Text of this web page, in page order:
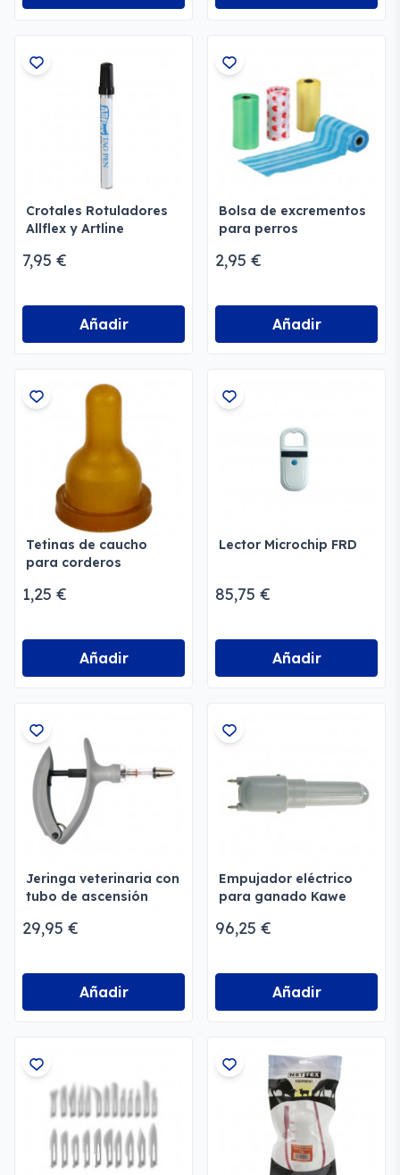
Crotales Rotuladores
Allflex y Artline
7,95 €
Añadir
Bolsa de excrementos
para perros
2,95 €
Añadir
Tetinas de caucho
para corderos
1,25 €
Añadir
Lector Microchip FRD
85,75 €
Añadir
Jeringa veterinaria con
tubo de ascensión
29,95 €
Añadir
Empujador eléctrico
para ganado Kawe
96,25 €
Añadir